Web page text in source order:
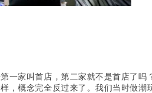
一家叫首店，第二家就不是首店了吗
，概念完全反过来了。我们当时做